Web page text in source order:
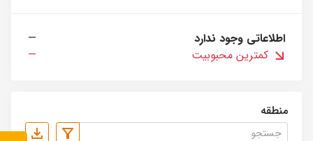
اطلاعاتی وجود ندارد
—
کمترین محبوبیت
—
منطقه